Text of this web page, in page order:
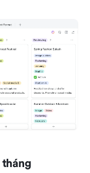
tháng